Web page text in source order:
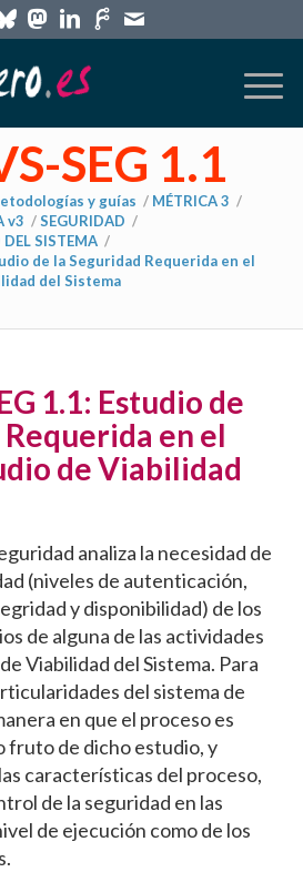
SEG 1.1
y guías / MÉTRICA 3 /
v3 /SEGURIDAD /
SISTEMA /
de la Seguridad Requerida en el
del Sistema
1.1: Estudio de
en el
de Viabilidad
analiza la necesidad de
(niveles de autenticación,
y disponibilidad) de los
de alguna de las actividades
Viabilidad del Sistema. Para
del sistema de
en que el proceso es
fruto de dicho estudio, y
características del proceso,
de la seguridad en las
de ejecución como de los